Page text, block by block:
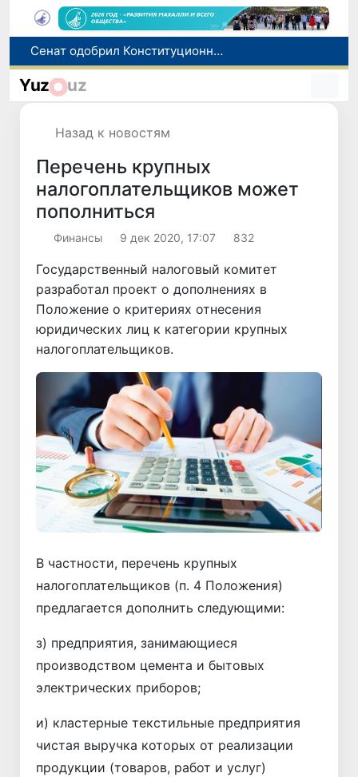
В Ташкенте задержали подозреваемых в распространении крупной партии наркотиков
В Узбекистане упростят назначение пенсий по инвалидности
Yuz uz
Назад к новостям
Перечень крупных
налогоплательщиков может
пополниться
Финансы 9 дек 2020, 17:07 832
Государственный налоговый комитет
разработал проект о дополнениях в
Положение о критериях отнесения
юридических лиц к категории крупных
налогоплательщиков.
В частности, перечень крупных
налогоплательщиков (п. 4 Положения)
предлагается дополнить следующими:
з) предприятия, занимающиеся
производством цемента и бытовых
электрических приборов;
и) кластерные текстильные предприятия
чистая выручка которых от реализации
продукции (товаров, работ и услуг)